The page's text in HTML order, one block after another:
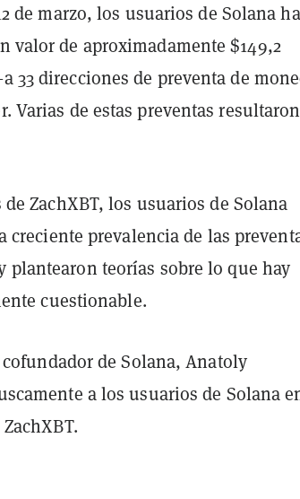
de marzo, los usuarios de Solana
valor de aproximadamente $149,2
33 direcciones de preventa de
Varias de estas preventas
ZachXBT, los usuarios de Solana
prevalencia de las
plantearon teorías sobre lo que hay
cuestionable.
de Solana, Anatoly
a los usuarios de Solana
.